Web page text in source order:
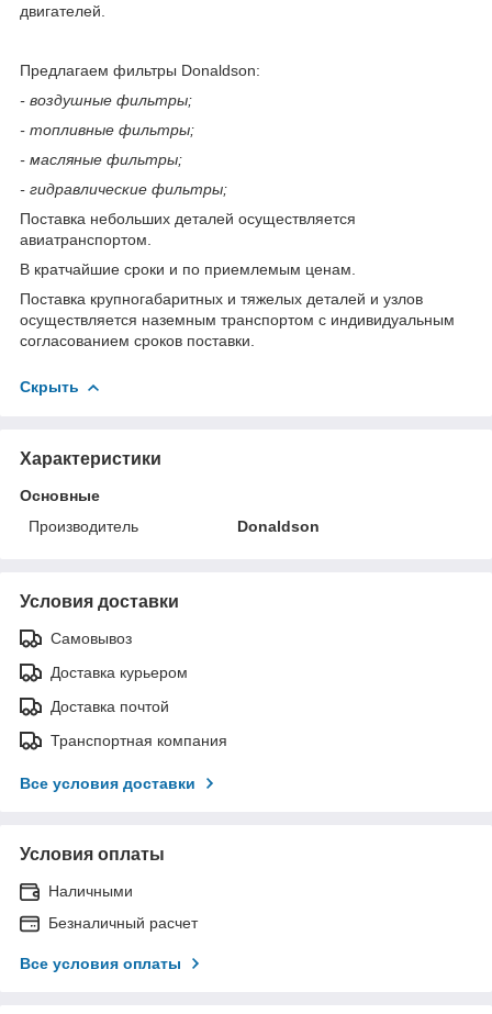
двигателей.
Предлагаем фильтры Donaldson:
- воздушные фильтры;
- топливные фильтры;
- масляные фильтры;
- гидравлические фильтры;
Поставка небольших деталей осуществляется
авиатранспортом.
В кратчайшие сроки и по приемлемым ценам.
Поставка крупногабаритных и тяжелых деталей и узлов
осуществляется наземным транспортом с индивидуальным
согласованием сроков поставки.
Скрыть
Характеристики
Основные
Производитель
Donaldson
Условия доставки
Самовывоз
Доставка курьером
Доставка почтой
Транспортная компания
Все условия доставки
Условия оплаты
Наличными
Безналичный расчет
Все условия оплаты